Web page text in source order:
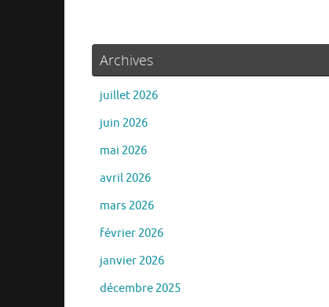
Archives
juillet 2026
juin 2026
mai 2026
avril 2026
mars 2026
février 2026
janvier 2026
décembre 2025